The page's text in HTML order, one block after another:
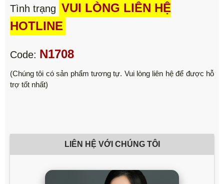
Tình trạng VUI LÒNG LIÊN HỆ
HOTLINE
Code: N1708
(Chúng tôi có sản phẩm tương tự. Vui lòng liên hệ để được hỗ
trợ tốt nhất)
LIÊN HỆ VỚI CHÚNG TÔI